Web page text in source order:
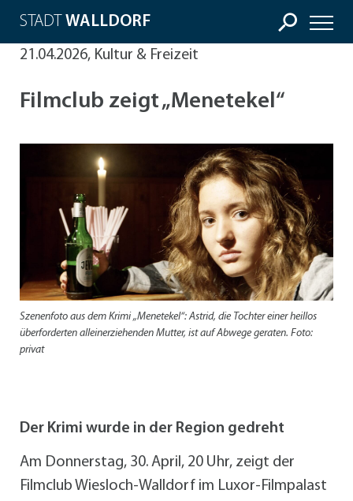
STADT WALLDORF
21.04.2026, Kultur & Freizeit
Filmclub zeigt „Menetekel“
Szenenfoto aus dem Krimi „Menetekel“: Astrid, die Tochter einer heillos
überforderten alleinerziehenden Mutter, ist auf Abwege geraten. Foto:
privat
Der Krimi wurde in der Region gedreht
Am Donnerstag, 30. April, 20 Uhr, zeigt der
Filmclub Wiesloch-Walldorf im Luxor-Filmpalast